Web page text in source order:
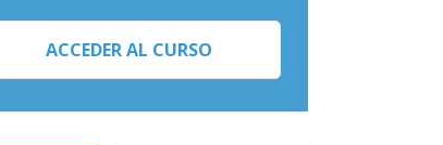
ACCEDER AL CURSO